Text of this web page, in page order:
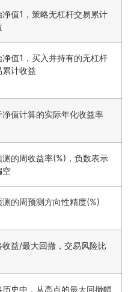
净值1，策略无杠杆交易累计
净值1，买入并持有的无杠杆
累计收益
净值计算的实际年化收益率
测的周收益率(%)，负数表示
空
测的周预测方向性精度(%)
收益/最大回撤，交易风险比
历史中，从高点的最大回撤幅